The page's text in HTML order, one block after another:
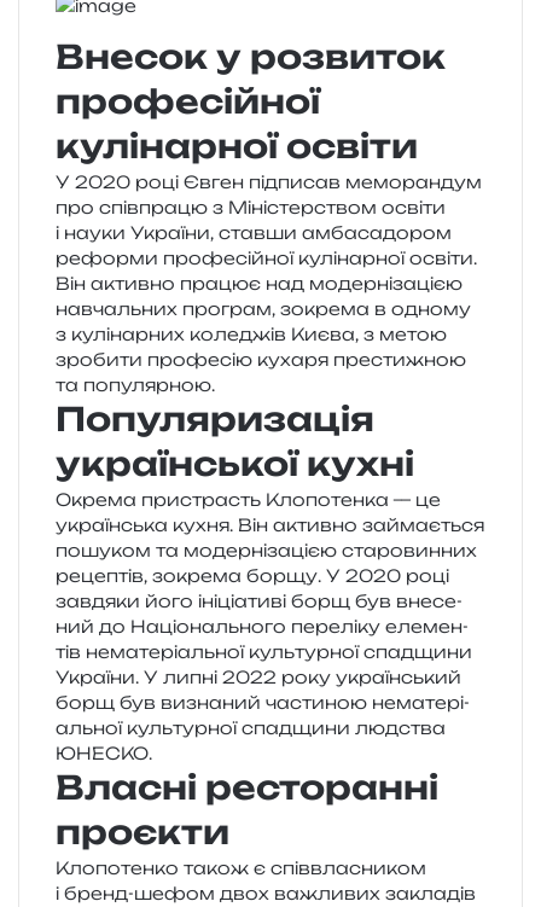
Внесок у розвиток
професійної
кулінарної освіти
У 2020 році Євген під­пи­сав мемо­ран­дум
про спів­пра­цю з Міністерством осві­ти
і науки України, став­ши амба­са­до­ром
рефор­ми про­фе­сій­ної кулі­нар­ної осві­ти.
Він актив­но пра­цює над модер­ні­за­ці­єю
навчаль­них про­грам, зокре­ма в одно­му
з кулі­нар­них коле­джів Києва, з метою
зро­би­ти про­фе­сію куха­ря пре­сти­жною
та популярною.
Популяризація
української кухні
Окрема при­страсть Клопотенка — це
укра­їн­ська кухня. Він актив­но займа­є­ться
пошу­ком та модер­ні­за­ці­єю ста­ро­вин­них
реце­птів, зокре­ма борщу. У 2020 році
зав­дя­ки його іні­ці­а­ти­ві борщ був вне­се­
ний до Національного пере­лі­ку еле­мен­
тів нема­те­рі­аль­ної куль­тур­ної спад­щи­ни
України. У липні 2022 року укра­їн­ський
борщ був визна­ний части­ною нема­те­рі­
аль­ної куль­тур­ної спад­щи­ни люд­ства
ЮНЕСКО.
Власні ресторанні
проєкти
Клопотенко також є спів­вла­сни­ком
і бренд-шефом двох важли­вих закла­дів